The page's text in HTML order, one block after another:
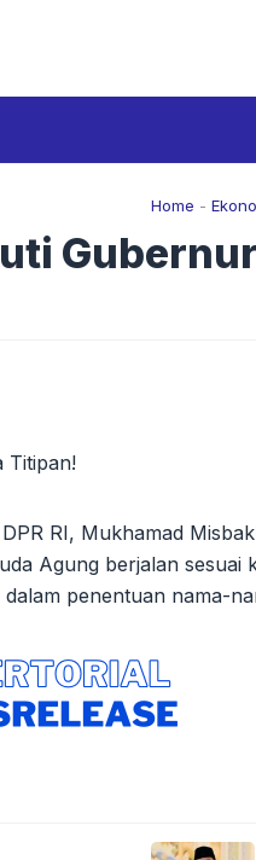
Home -
RI, Mukhamad
Agung berjalan sesuai
penentuan nama-